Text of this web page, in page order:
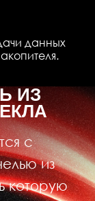
данных
ИЗ
с
из
которую